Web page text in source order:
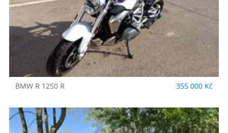
BMW R 1250 R 355 000 Kč